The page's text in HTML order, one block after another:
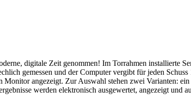
digitale Zeit genommen! Im Torrahmen installierte
gemessen und der Computer vergibt für jeden
Monitor angezeigt. Zur Auswahl stehen zwei Varianten:
werden elektronisch ausgewertet, angezeigt